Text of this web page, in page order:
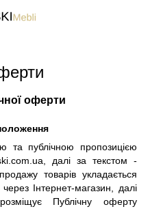
оферти
та публічною пропозицією
ua, далі за текстом -
товарів укладається
Інтернет-магазин, далі
Публічну оферту